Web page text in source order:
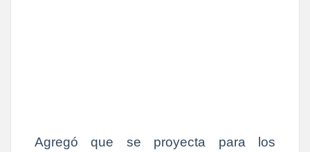
Agregó que se proyecta para los